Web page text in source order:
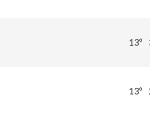
13°
13°